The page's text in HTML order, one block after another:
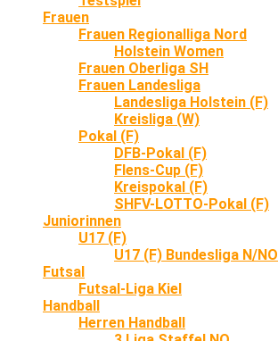
Frauen
Frauen Regionalliga Nord
Holstein Women
Frauen Oberliga SH
Frauen Landesliga
Landesliga Holstein (F)
Kreisliga (W)
Pokal (F)
DFB-Pokal (F)
Flens-Cup (F)
Kreispokal (F)
SHFV-LOTTO-Pokal (F)
Juniorinnen
U17 (F)
U17 (F) Bundesliga N/NO
Futsal
Futsal-Liga Kiel
Handball
Herren Handball